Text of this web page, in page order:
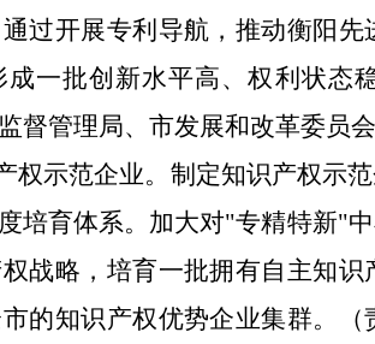
过开展专利导航，推动衡阳
一批创新水平高、权利状态
督管理局、市发展和改革委员
权示范企业。制定知识产权示
培育体系。加大对"专精特新"
战略，培育一批拥有自主知
的知识产权优势企业集群。